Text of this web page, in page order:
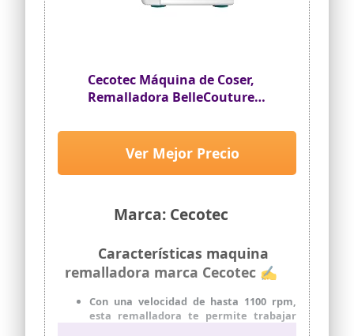
Cecotec Máquina de Coser,
Remalladora BelleCouture
Presión de Prénsatelas Ajustable,
Avance diferencial, Funciones de
Puntada de 4 Hilos y Kit de
Marca: Cecotec
Ver Mejor Precio
Características maquina
remalladora marca Cecotec ✍
Con una velocidad de hasta 1100 rpm,
esta remalladora te permite trabajar